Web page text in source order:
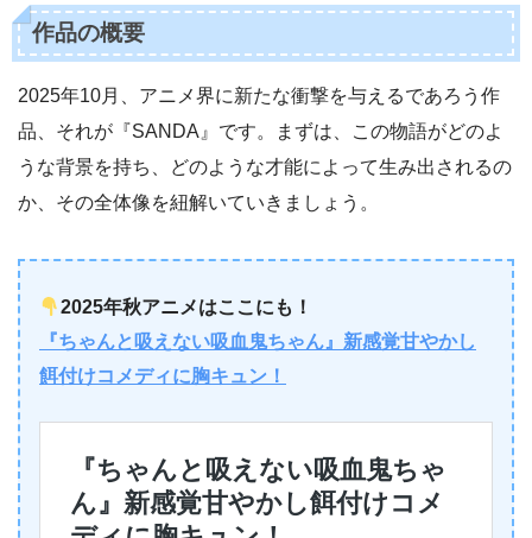
作品の概要
2025年10月、アニメ界に新たな衝撃を与えるであろう作
品、それが『SANDA』です。まずは、この物語がどのよ
うな背景を持ち、どのような才能によって生み出されるの
か、その全体像を紐解いていきましょう。
2025年秋アニメはここにも！
『ちゃんと吸えない吸血鬼ちゃん』新感覚甘やかし
餌付けコメディに胸キュン！